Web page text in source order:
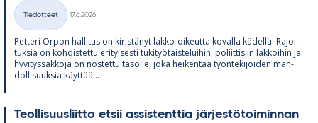
Kategoriat
Tiedotteet
17.6.2026
Pet­teri Or­pon hal­li­tus on ki­ris­tä­nyt lakko-oi­keutta ko­valla kä­dellä. Ra­joi­
tuk­sia on koh­dis­tettu eri­tyi­sesti tu­ki­työ­tais­te­lui­hin, po­liit­ti­siin lak­koi­hin ja
hy­vi­tys­sak­koja on nos­tettu ta­solle, joka hei­ken­tää työn­te­ki­jöi­den mah­
dol­li­suuk­sia käyt­tää...
Teol­li­suus­liitto et­sii as­sis­tent­tia jär­jes­tö­toi­min­nan